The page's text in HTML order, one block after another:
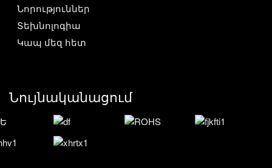
Նորություններ
Տեխնոլոգիա
Կապ մեզ հետ
Նույնականացում